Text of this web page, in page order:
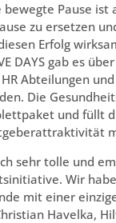
bewegte Pause ist
zu ersetzen
Erfolg
DAYS gab es
Abteilungen
Die
und füllt
sehr tolle und
Wir
mit einer
Havelka,